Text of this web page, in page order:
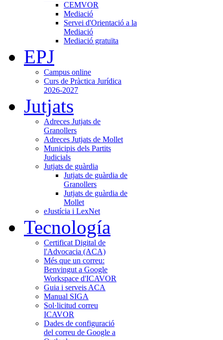
CEMVOR
Mediació
Servei d'Orientació a la
Mediació
Mediació gratuïta
EPJ
Campus online
Curs de Pràctica Jurídica
2026-2027
Jutjats
Adreces Jutjats de
Granollers
Adreces Jutjats de Mollet
Municipis dels Partits
Judicials
Jutjats de guàrdia
Jutjats de guàrdia de
Granollers
Jutjats de guàrdia de
Mollet
eJustícia i LexNet
Tecnología
Certificat Digital de
l'Advocacia (ACA)
Més que un correu:
Benvingut a Google
Workspace d'ICAVOR
Guia i serveis ACA
Manual SIGA
Sol·licitud correu
ICAVOR
Dades de configuració
del correu de Google a